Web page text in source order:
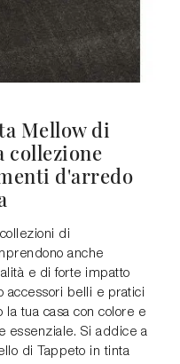
Mellow di
collezione
d'arredo
di
anche
e di forte impatto
accessori belli e pratici
la tua casa con colore e
essenziale. Si addice a
di Tappeto in tinta